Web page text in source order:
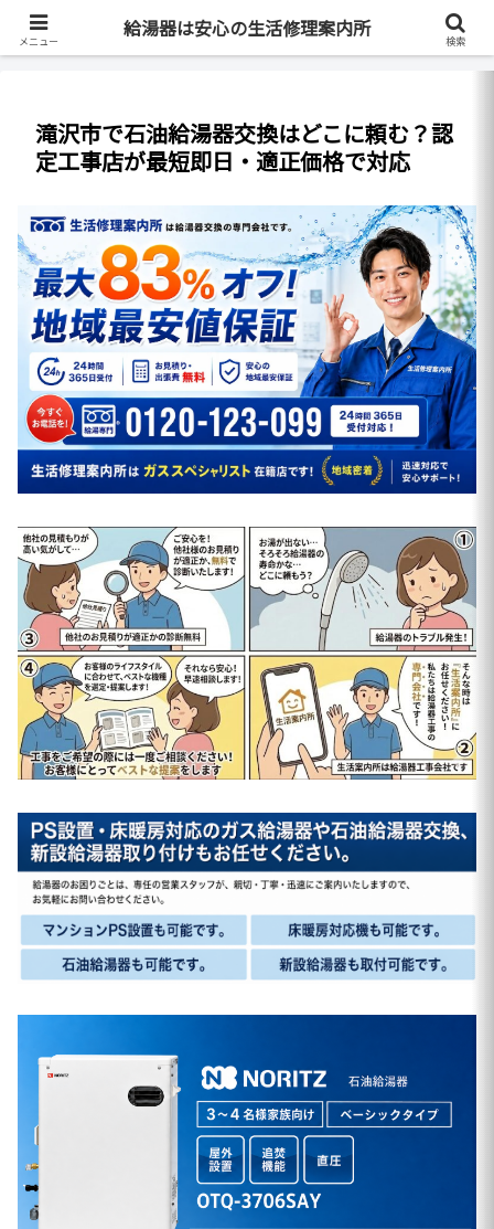
最短即日・全国対応・最大83%OFF
滝沢市で石油給湯器交換はどこに頼む？認
定工事店が最短即日・適正価格で対応
メニュー
給湯器は安心の生活修理案内所
検索